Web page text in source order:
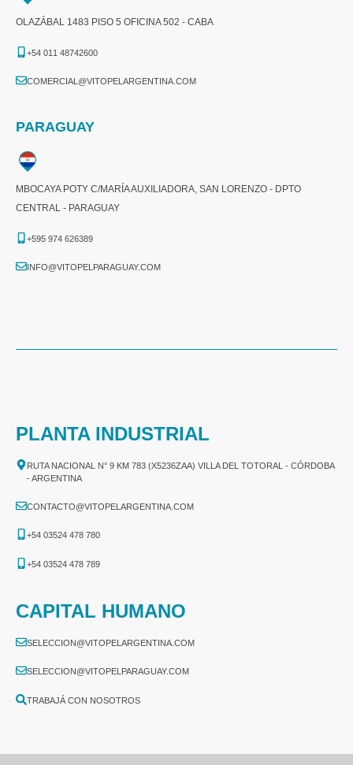
OLAZÁBAL 1483 PISO 5 OFICINA 502 - CABA
+54 011 48742600​
COMERCIAL@VITOPELARGENTINA.COM​
PARAGUAY
MBOCAYA POTY C/MARÍA AUXILIADORA, SAN LORENZO - DPTO
CENTRAL - PARAGUAY
+595 974 626389
INFO@VITOPELPARAGUAY.COM
PLANTA INDUSTRIAL
RUTA NACIONAL N° 9 KM 783 (X5236ZAA) VILLA DEL TOTORAL - CÓRDOBA
- ARGENTINA
CONTACTO@VITOPELARGENTINA.COM
+54 03524 478 780​
+54 03524 478 789​
CAPITAL HUMANO
SELECCION@VITOPELARGENTINA.COM
SELECCION@VITOPELPARAGUAY.COM
TRABAJÁ CON NOSOTROS